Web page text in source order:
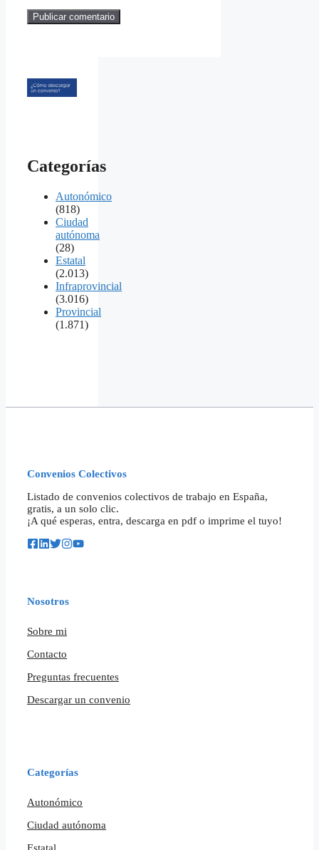
Categorías
Autonómico
(818)
Ciudad
autónoma
(28)
Estatal
(2.013)
Infraprovincial
(3.016)
Provincial
(1.871)
Convenios Colectivos
Listado de convenios colectivos de trabajo en España,
gratis, a un solo clic.
¡A qué esperas, entra, descarga en pdf o imprime el tuyo!
Nosotros
Sobre mi
Contacto
Preguntas frecuentes
Descargar un convenio
Categorías
Autonómico
Ciudad autónoma